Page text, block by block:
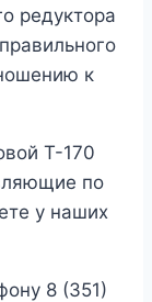
редуктора
к
Т-170
по
у наших
8 (351)